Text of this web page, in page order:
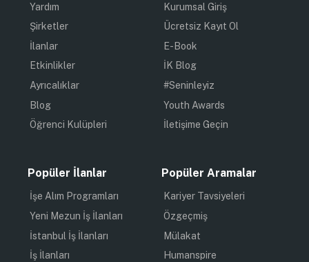
Yardım
Şirketler
İlanlar
Etkinlikler
Ayrıcalıklar
Blog
Öğrenci Kulüpleri
Kurumsal Giriş
Ücretsiz Kayıt Ol
E-Book
İK Blog
#Seninleyiz
Youth Awards
İletişime Geçin
Popüler İlanlar
İşe Alım Programları
Yeni Mezun İş İlanları
İstanbul İş İlanları
İş İlanları
Popüler Aramalar
Kariyer Tavsiyeleri
Özgeçmiş
Mülakat
Humanspire